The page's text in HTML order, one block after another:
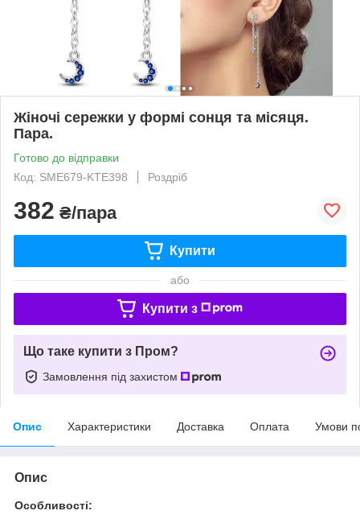
Жіночі сережки у формі сонця та місяця.
Пара.
Готово до відправки
Код: SME679-KTE398
Роздріб
382 ₴/пара
Купити
або
Купити з
Що таке купити з Пром?
Замовлення під захистом
Опис Характеристики Доставка Оплата Умови
Опис
Особливості: